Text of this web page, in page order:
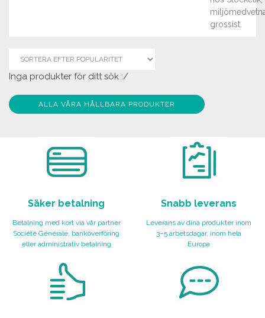
grossist.
Inga produkter för ditt sök :/
ALLA VÅRA HÅLLBARA PRODUKTER
Säker betalning
Betalning med kort via vår partner
Société Générale, banköverföring
eller administrativ betalning
Snabb leverans
Leverans av dina produkter inom
3–5 arbetsdagar, inom hela
Europa